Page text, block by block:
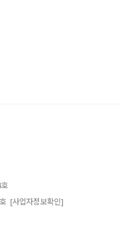
[사업자정보확인]